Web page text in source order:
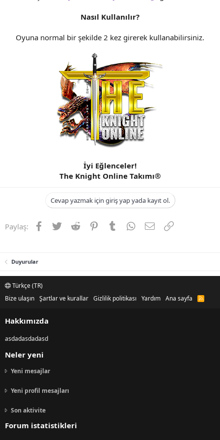
Nasıl Kullanılır?
Oyuna normal bir şekilde 2 kez girerek kullanabilirsiniz.
İyi Eğlenceler!
The Knight Online Takımı®
Cevap yazmak için giriş yap yada kayıt ol.
Paylaş: Facebook
TwitterReddit PinterestTumblrWhatsApp
E-postaLink
Duyurular
Türkçe (TR)
Bize ulaşın Şartlar ve kurallar Gizlilik politikası Yardım Ana sayfa
R
S
Hakkımızda
asdadasdadasd
Neler yeni
Yeni mesajlar
Yeni profil mesajları
Son aktivite
Forum istatistikleri